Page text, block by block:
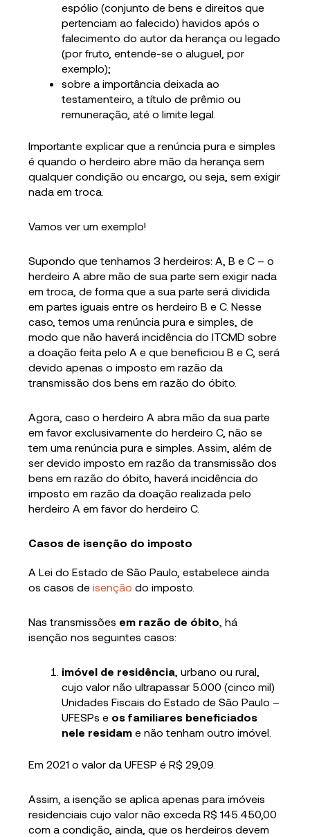
espólio (conjunto de bens e direitos que
pertenciam ao falecido) havidos após o
falecimento do autor da herança ou legado
(por fruto, entende-se o aluguel, por
exemplo);
sobre a importância deixada ao
testamenteiro, a título de prêmio ou
remuneração, até o limite legal.
Importante explicar que a renúncia pura e simples
é quando o herdeiro abre mão da herança sem
qualquer condição ou encargo, ou seja, sem exigir
nada em troca.
Vamos ver um exemplo!
Supondo que tenhamos 3 herdeiros: A, B e C – o
herdeiro A abre mão de sua parte sem exigir nada
em troca, de forma que a sua parte será dividida
em partes iguais entre os herdeiro B e C. Nesse
caso, temos uma renúncia pura e simples, de
modo que não haverá incidência do ITCMD sobre
a doação feita pelo A e que beneficiou B e C, será
devido apenas o imposto em razão da
transmissão dos bens em razão do óbito.
Agora, caso o herdeiro A abra mão da sua parte
em favor exclusivamente do herdeiro C, não se
tem uma renúncia pura e simples. Assim, além de
ser devido imposto em razão da transmissão dos
bens em razão do óbito, haverá incidência do
imposto em razão da doação realizada pelo
herdeiro A em favor do herdeiro C.
Casos de isenção do imposto
A Lei do Estado de São Paulo, estabelece ainda
os casos deisenção do imposto.
Nas transmissões em razão de óbito , há
isenção nos seguintes casos:
imóvel de residência , urbano ou rural,
cujo valor não ultrapassar 5.000 (cinco mil)
Unidades Fiscais do Estado de São Paulo –
UFESPs e os familiares beneficiados
nele residam e não tenham outro imóvel.
Em 2021 o valor da UFESP é R$ 29,09.
Assim, a isenção se aplica apenas para imóveis
residenciais cujo valor não exceda R$ 145.450,00
com a condição, ainda, que os herdeiros devem